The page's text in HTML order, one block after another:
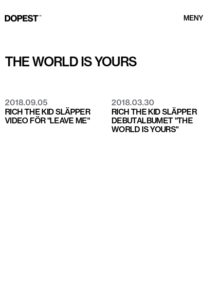
MENY
THE WORLD IS YOURS
2018.09.05
RICH THE KID SLÄPPER
VIDEO FÖR "LEAVE ME"
2018.03.30
RICH THE KID SLÄPPER
DEBUTALBUMET "THE
WORLD IS YOURS"